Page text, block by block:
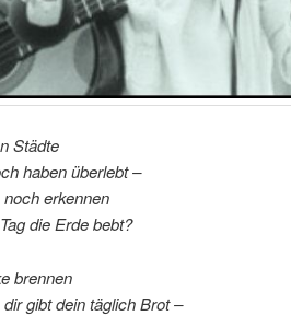
Städte
haben überlebt –
erkennen
die Erde bebt?
brennen
gibt dein täglich Brot –